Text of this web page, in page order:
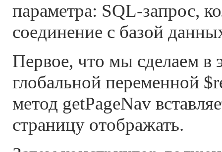
параметра: SQL-запрос,
соединение с базой
Первое, что мы сделаем
глобальной переменной
метод getPageNav
страницу отображать.